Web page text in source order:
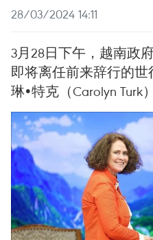
28/03/2024 14:11
3月28日下午，越南政
即将离任前来辞行的
琳•特克（Carolyn Turk）